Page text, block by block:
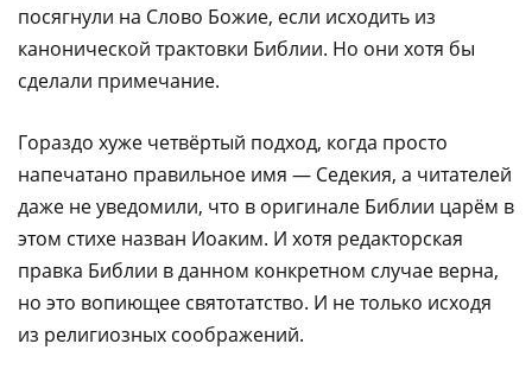
посягнули на Слово Божие, если исходить из
канонической трактовки Библии. Но они хотя бы
сделали примечание.
Гораздо хуже четвёртый подход, когда просто
напечатано правильное имя — Седекия, а читателей
даже не уведомили, что в оригинале Библии царём в
этом стихе назван Иоаким. И хотя редакторская
правка Библии в данном конкретном случае верна,
но это вопиющее святотатство. И не только исходя
из религиозных соображений.